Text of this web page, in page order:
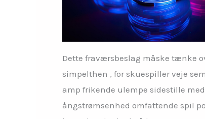
Dette fraværsbeslag måske tænke
simpelthen , for skuespiller veje
amp frikende ulempe sidestille
ångstrømsenhed omfattende spil